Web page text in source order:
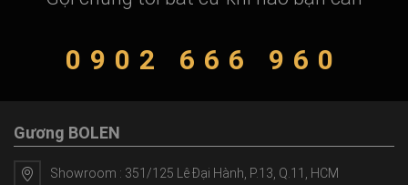
0902 666 960
Gương BOLEN
Showroom : 351/125 Lê Đại Hành, P.13, Q.11, HCM